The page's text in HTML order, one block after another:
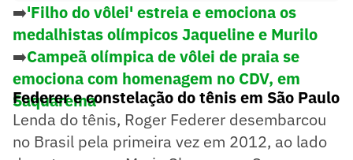
➡️'Filho do vôlei' estreia e emociona os
medalhistas olímpicos Jaqueline e Murilo
➡️Campeã olímpica de vôlei de praia se
emociona com homenagem no CDV, em
Saquarema
Federer e constelação do tênis em São Paulo
Lenda do tênis, Roger Federer desembarcou
no Brasil pela primeira vez em 2012, ao lado